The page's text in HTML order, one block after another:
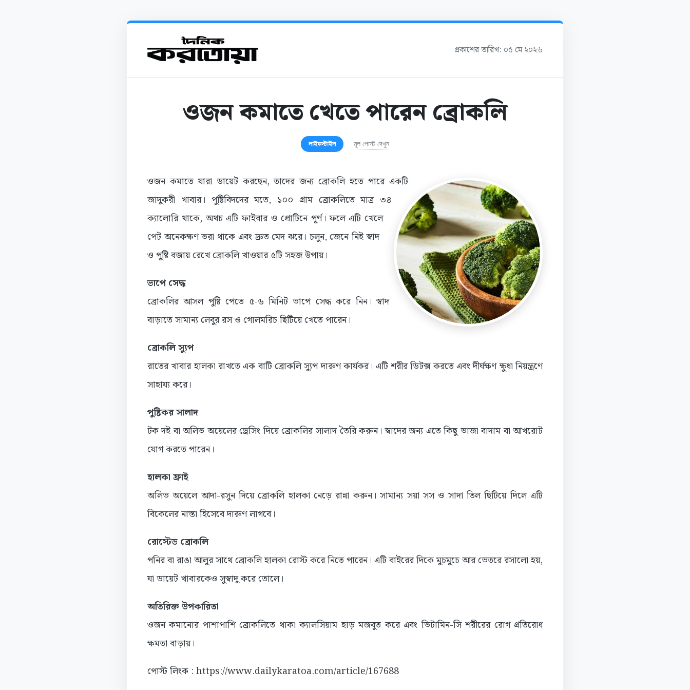
প্রকাশের তারিখ: ০৫ মে ২০২৬
ওজন কমাতে খেতে পারেন ব্রোকলি
লাইফস্টাইল মূল পোস্ট দেখুন
ওজন কমাতে যারা ডায়েট করছেন, তাদের জন্য ব্রোকলি হতে পারে একটি
জাদুকরী খাবার। পুষ্টিবিদদের মতে, ১০০ গ্রাম ব্রোকলিতে মাত্র ৩৪
ক্যালোরি থাকে, অথচ এটি ফাইবার ও প্রোটিনে পূর্ণ। ফলে এটি খেলে
পেট অনেকক্ষণ ভরা থাকে এবং দ্রুত মেদ ঝরে। চলুন, জেনে নিই স্বাদ
ও পুষ্টি বজায় রেখে ব্রোকলি খাওয়ার ৫টি সহজ উপায়।
ভাপে সেদ্ধ
ব্রোকলির আসল পুষ্টি পেতে ৫-৬ মিনিট ভাপে সেদ্ধ করে নিন। স্বাদ
বাড়াতে সামান্য লেবুর রস ও গোলমরিচ ছিটিয়ে খেতে পারেন।
ব্রোকলি স্যুপ
রাতের খাবার হালকা রাখতে এক বাটি ব্রোকলি স্যুপ দারুণ কার্যকর। এটি শরীর ডিটক্স করতে এবং দীর্ঘক্ষণ ক্ষুধা নিয়ন্ত্রণে
সাহায্য করে।
পুষ্টিকর সালাদ
টক দই বা অলিভ অয়েলের ড্রেসিং দিয়ে ব্রোকলির সালাদ তৈরি করুন। স্বাদের জন্য এতে কিছু ভাজা বাদাম বা আখরোট
যোগ করতে পারেন।
হালকা ফ্রাই
অলিভ অয়েলে আদা-রসুন দিয়ে ব্রোকলি হালকা নেড়ে রান্না করুন। সামান্য সয়া সস ও সাদা তিল ছিটিয়ে দিলে এটি
বিকেলের নাস্তা হিসেবে দারুণ লাগবে।
রোস্টেড ব্রোকলি
পনির বা রাঙা আলুর সাথে ব্রোকলি হালকা রোস্ট করে নিতে পারেন। এটি বাইরের দিকে মুচমুচে আর ভেতরে রসালো হয়,
যা ডায়েট খাবারকেও সুস্বাদু করে তোলে।
অতিরিক্ত উপকারিতা
ওজন কমানোর পাশাপাশি ব্রোকলিতে থাকা ক্যালসিয়াম হাড় মজবুত করে এবং ভিটামিন-সি শরীরের রোগ প্রতিরোধ
ক্ষমতা বাড়ায়।
পোস্ট লিংক : https://www.dailykaratoa.com/article/167688